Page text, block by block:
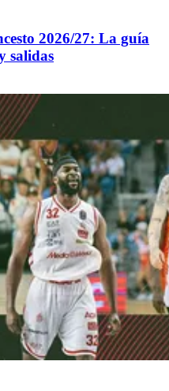
2026/27: La guía
salidas